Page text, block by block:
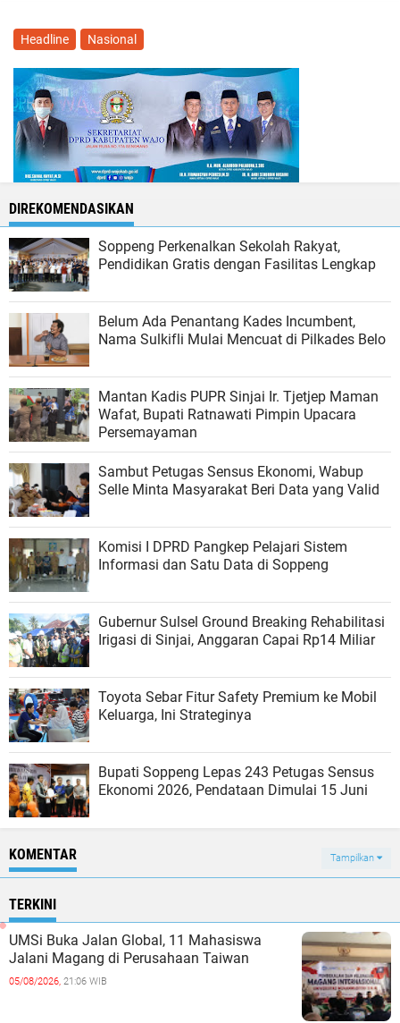
Headline Nasional
DIREKOMENDASIKAN
Soppeng Perkenalkan Sekolah Rakyat,
Pendidikan Gratis dengan Fasilitas Lengkap
Belum Ada Penantang Kades Incumbent,
Nama Sulkifli Mulai Mencuat di Pilkades Belo
Mantan Kadis PUPR Sinjai Ir. Tjetjep Maman
Wafat, Bupati Ratnawati Pimpin Upacara
Persemayaman
Sambut Petugas Sensus Ekonomi, Wabup
Selle Minta Masyarakat Beri Data yang Valid
Komisi I DPRD Pangkep Pelajari Sistem
Informasi dan Satu Data di Soppeng
Gubernur Sulsel Ground Breaking Rehabilitasi
Irigasi di Sinjai, Anggaran Capai Rp14 Miliar
Toyota Sebar Fitur Safety Premium ke Mobil
Keluarga, Ini Strateginya
Bupati Soppeng Lepas 243 Petugas Sensus
Ekonomi 2026, Pendataan Dimulai 15 Juni
KOMENTAR Tampilkan
TERKINI
UMSi Buka Jalan Global, 11 Mahasiswa
Jalani Magang di Perusahaan Taiwan
05/08/2026, 21:06 WIB